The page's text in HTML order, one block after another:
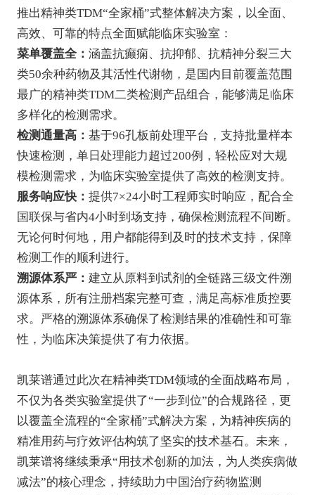
推出精神类TDM“全家桶”式整体解决方案，以全面、
高效、可靠的特点全面赋能临床实验室：
菜单覆盖全： 涵盖抗癫痫、抗抑郁、抗精神分裂三大
类50余种药物及其活性代谢物，是国内目前覆盖范围
最广的精神类TDM二类检测产品组合，能够满足临床
多样化的检测需求。
检测通量高： 基于96孔板前处理平台，支持批量样本
快速检测，单日处理能力超过200例，轻松应对大规
模检测需求，为临床实验室提供了高效的检测支持。
服务响应快： 提供7×24小时工程师实时响应，配合全
国联保与省内4小时到场支持，确保检测流程不间断。
无论何时何地，用户都能得到及时的技术支持，保障
检测工作的顺利进行。
溯源体系严： 建立从原料到试剂的全链路三级文件溯
源体系，所有注册档案完整可查，满足高标准质控要
求。严格的溯源体系确保了检测结果的准确性和可靠
性，为临床决策提供了有力依据。
凯莱谱通过此次在精神类TDM领域的全面战略布局，
不仅为各类实验室提供了“一步到位”的合规路径，更
以覆盖全流程的“全家桶”式解决方案，为精神疾病的
精准用药与疗效评估构筑了坚实的技术基石。未来，
凯莱谱将继续秉承“用技术创新的加法，为人类疾病做
减法”的核心理念，持续助力中国治疗药物监测